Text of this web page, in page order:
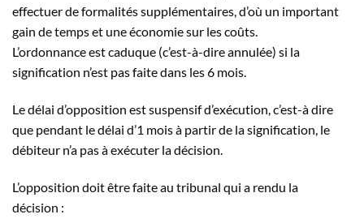
effectuer de formalités supplémentaires, d’où un important
gain de temps et une économie sur les coûts.
L’ordonnance est caduque (c’est-à-dire annulée) si la
signification n’est pas faite dans les 6 mois.
Le délai d’opposition est suspensif d’exécution, c’est-à dire
que pendant le délai d’1 mois à partir de la signification, le
débiteur n’a pas à exécuter la décision.
L’opposition doit être faite au tribunal qui a rendu la
décision :